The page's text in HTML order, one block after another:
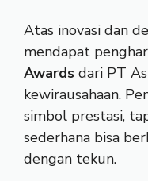
Atas inovasi dan
mendapat
Awards dari PT
kewirausahaan.
simbol prestasi,
sederhana bisa
dengan tekun.